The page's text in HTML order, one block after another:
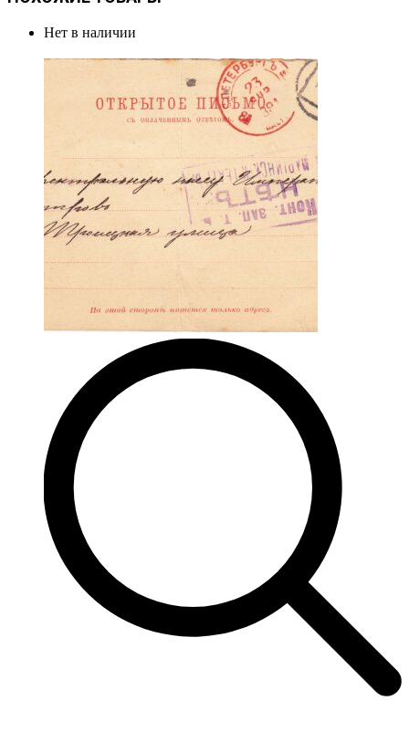
Нет в наличии